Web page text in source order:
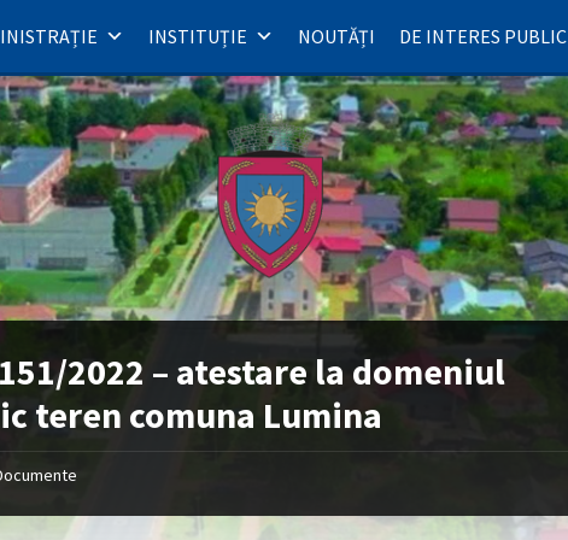
INSTITUȚIE NOUTĂȚI DE INTERES PUBLIC
2022 – atestare la domeniul
teren comuna Lumina